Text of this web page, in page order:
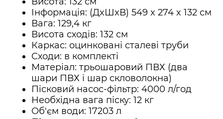
Інформація: (ДxШxВ) 549 x 274 x 132 см
Вага: 129,4 кг
Висота сходів: 132 см
Каркас: оцинковані сталеві труби
Сходи: в комплекті
Матеріал: трьошаровий ПВХ (два
шари ПВХ і шар скловолокна)
Пісковий насос-фільтр: 4000 л/год
Необхідна вага піску: 12 кг
Об'єм води: 17203 л